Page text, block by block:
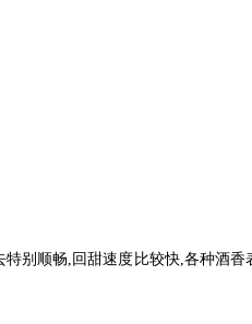
别顺畅,回甜速度比较快,各种酒香